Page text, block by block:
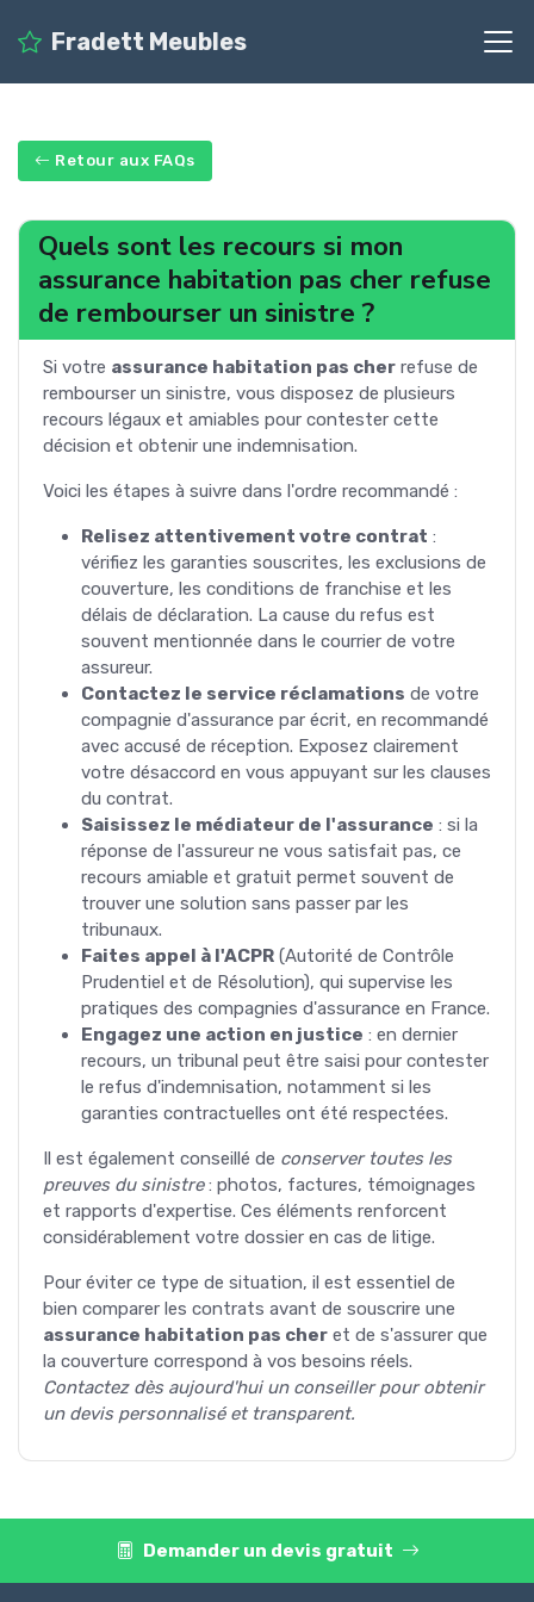
Fradett Meubles
Retour aux FAQs
Quels sont les recours si mon
assurance habitation pas cher refuse
de rembourser un sinistre ?
Si votre assurance habitation pas cher refuse de
rembourser un sinistre, vous disposez de plusieurs
recours légaux et amiables pour contester cette
décision et obtenir une indemnisation.
Voici les étapes à suivre dans l'ordre recommandé :
Relisez attentivement votre contrat :
vérifiez les garanties souscrites, les exclusions de
couverture, les conditions de franchise et les
délais de déclaration. La cause du refus est
souvent mentionnée dans le courrier de votre
assureur.
Contactez le service réclamations de votre
compagnie d'assurance par écrit, en recommandé
avec accusé de réception. Exposez clairement
votre désaccord en vous appuyant sur les clauses
du contrat.
Saisissez le médiateur de l'assurance : si la
réponse de l'assureur ne vous satisfait pas, ce
recours amiable et gratuit permet souvent de
trouver une solution sans passer par les
tribunaux.
Faites appel à l'ACPR (Autorité de Contrôle
Prudentiel et de Résolution), qui supervise les
pratiques des compagnies d'assurance en France.
Engagez une action en justice : en dernier
recours, un tribunal peut être saisi pour contester
le refus d'indemnisation, notamment si les
garanties contractuelles ont été respectées.
Il est également conseillé de conserver toutes les
preuves du sinistre: photos, factures, témoignages
et rapports d'expertise. Ces éléments renforcent
considérablement votre dossier en cas de litige.
Pour éviter ce type de situation, il est essentiel de
bien comparer les contrats avant de souscrire une
assurance habitation pas cher et de s'assurer que
la couverture correspond à vos besoins réels.
Contactez dès aujourd'hui un conseiller pour obtenir
un devis personnalisé et transparent.
Demander un devis gratuit